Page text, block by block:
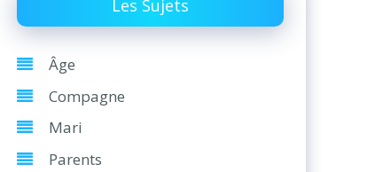
Les Sujets
Âge
Compagne
Mari
Parents